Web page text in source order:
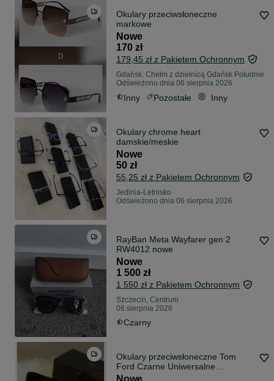
Okulary przeciwsłoneczne
markowe
Nowe
170 zł
179,45 zł z Pakietem Ochronnym
Gdańsk, Chełm z dzielnicą Gdańsk Południe
Odświeżono dnia 06 sierpnia 2026
Inny Pozostałe Inny
Okulary chrome heart
damskie/meskie
Nowe
50 zł
55,25 zł z Pakietem Ochronnym
Jedlnia-Letnisko
Odświeżono dnia 06 sierpnia 2026
RayBan Meta Wayfarer gen 2
RW4012 nowe
Nowe
1 500 zł
1 550 zł z Pakietem Ochronnym
Szczecin, Centrum
06 sierpnia 2026
Czarny
Okulary przeciwsłoneczne Tom
Ford Czarne Uniwersalne
Kompletnym Zestawem